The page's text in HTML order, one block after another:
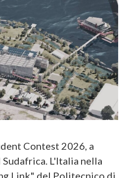
Contest 2026, a
L'Italia nella